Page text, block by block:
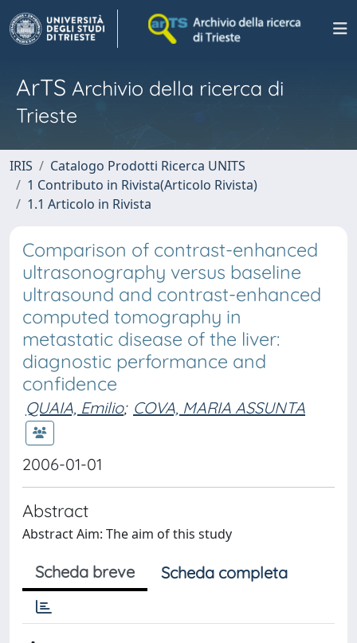
ArTS Archivio della ricerca di
Trieste
IRIS
Catalogo Prodotti Ricerca UNITS
1 Contributo in Rivista(Articolo Rivista)
1.1 Articolo in Rivista
Comparison of contrast-enhanced
ultrasonography versus baseline
ultrasound and contrast-enhanced
computed tomography in
metastatic disease of the liver:
diagnostic performance and
confidence
QUAIA, Emilio; COVA, MARIA ASSUNTA
2006-01-01
Abstract
Abstract Aim: The aim of this study
Scheda breve Scheda completa